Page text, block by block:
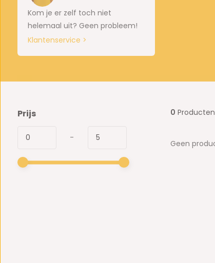
Kom je er zelf toch niet
helemaal uit? Geen probleem!
Klantenservice >
Prijs
-
0 Producten
Geen